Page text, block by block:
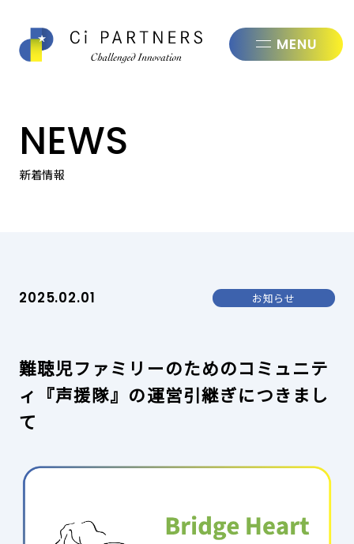
株式会社
NEWS
新着情報
2025.02.01 お知らせ
難聴児ファミリーのためのコミュニテ
ィ『声援隊』の運営引継ぎにつきまし
て